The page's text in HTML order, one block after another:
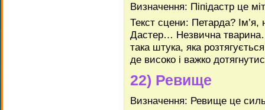
Визначення: Піпідастр це
Текст сцени: Петарда?
Дастер… Незвична
така штука, яка
де високо і важко
22) Ревище
Визначення: Ревище це